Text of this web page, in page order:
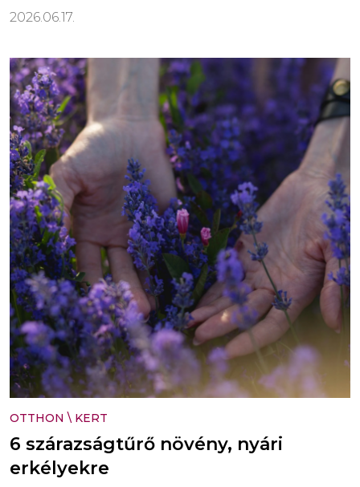
2026.06.17.
OTTHON \ KERT
6 szárazságtűrő növény, nyári
erkélyekre